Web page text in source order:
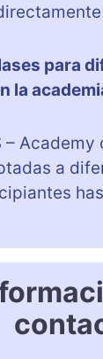
para
la
–
a